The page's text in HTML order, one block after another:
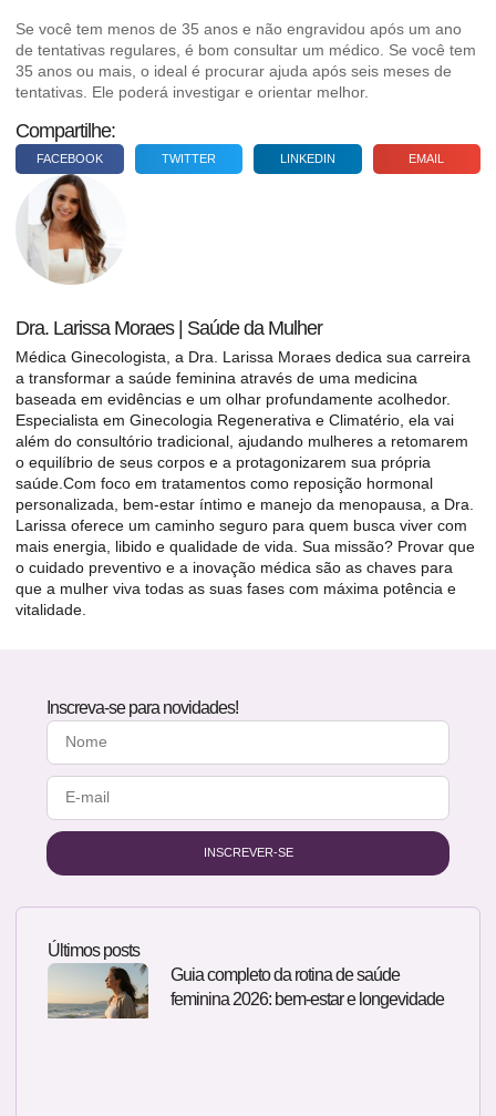
Se você tem menos de 35 anos e não engravidou após um ano
de tentativas regulares, é bom consultar um médico. Se você tem
35 anos ou mais, o ideal é procurar ajuda após seis meses de
tentativas. Ele poderá investigar e orientar melhor.
Compartilhe:
FACEBOOK TWITTER LINKEDIN EMAIL
Dra. Larissa Moraes | Saúde da Mulher
Médica Ginecologista, a Dra. Larissa Moraes dedica sua carreira
a transformar a saúde feminina através de uma medicina
baseada em evidências e um olhar profundamente acolhedor.
Especialista em Ginecologia Regenerativa e Climatério, ela vai
além do consultório tradicional, ajudando mulheres a retomarem
o equilíbrio de seus corpos e a protagonizarem sua própria
saúde.Com foco em tratamentos como reposição hormonal
personalizada, bem-estar íntimo e manejo da menopausa, a Dra.
Larissa oferece um caminho seguro para quem busca viver com
mais energia, libido e qualidade de vida. Sua missão? Provar que
o cuidado preventivo e a inovação médica são as chaves para
que a mulher viva todas as suas fases com máxima potência e
vitalidade.
Inscreva-se para novidades!
INSCREVER-SE
Últimos posts
Guia completo da rotina de saúde
feminina 2026: bem-estar e longevidade